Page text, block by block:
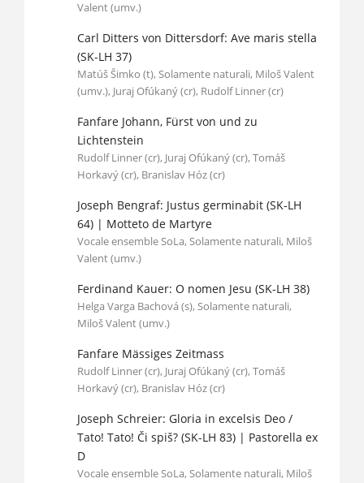
Valent (umv.)
Carl Ditters von Dittersdorf: Ave maris stella
(SK-LH 37)
Matúš Šimko (t), Solamente naturali, Miloš Valent
(umv.), Juraj Ofúkaný (cr), Rudolf Linner (cr)
Fanfare Johann, Fürst von und zu
Lichtenstein
Rudolf Linner (cr), Juraj Ofúkaný (cr), Tomáš
Horkavý (cr), Branislav Hóz (cr)
Joseph Bengraf: Justus germinabit (SK-LH
64) | Motteto de Martyre
Vocale ensemble SoLa, Solamente naturali, Miloš
Valent (umv.)
Ferdinand Kauer: O nomen Jesu (SK-LH 38)
Helga Varga Bachová (s), Solamente naturali,
Miloš Valent (umv.)
Fanfare Mässiges Zeitmass
Rudolf Linner (cr), Juraj Ofúkaný (cr), Tomáš
Horkavý (cr), Branislav Hóz (cr)
Joseph Schreier: Gloria in excelsis Deo /
Tato! Tato! Či spiš? (SK-LH 83) | Pastorella ex
D
Vocale ensemble SoLa, Solamente naturali, Miloš